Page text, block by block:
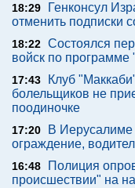
18:29
Генконсул
отменить подписки
18:22 Состоялся
войск по программе
17:43
Клуб
болельщиков не
поодиночке
17:20
В Иерусалиме
ограждение,
16:48
Полиция
происшествии" на